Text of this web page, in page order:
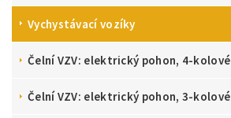
Vychystávací vozíky
Čelní VZV: elektrický pohon, 4-kolové
Čelní VZV: elektrický pohon, 3-kolové